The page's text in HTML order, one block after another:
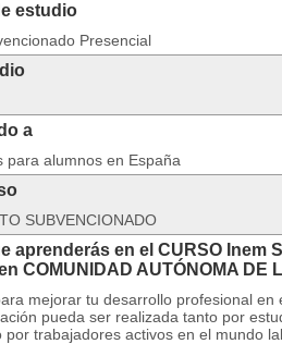
estudio
Presencial
a
para alumnos en España
SUBVENCIONADO
aprenderás en el CURSO Inem
COMUNIDAD AUTÓNOMA DE
mejorar tu desarrollo profesional
pueda ser realizada tanto por
por trabajadores activos en el mundo